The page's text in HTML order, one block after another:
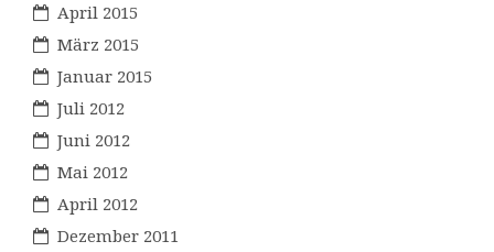
April 2015
März 2015
Januar 2015
Juli 2012
Juni 2012
Mai 2012
April 2012
Dezember 2011